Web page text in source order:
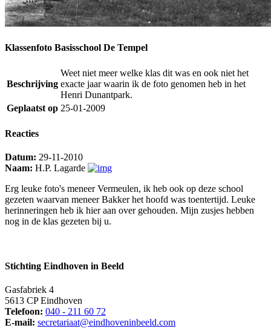
Klassenfoto Basisschool De Tempel
Beschrijving
Weet niet meer welke klas dit was en ook niet het
exacte jaar waarin ik de foto genomen heb in het
Henri Dunantpark.
Geplaatst op 25-01-2009
Reacties
Datum: 29-11-2010
Naam: H.P. Lagarde
Erg leuke foto's meneer Vermeulen, ik heb ook op deze school
gezeten waarvan meneer Bakker het hoofd was toentertijd. Leuke
herinneringen heb ik hier aan over gehouden. Mijn zusjes hebben
nog in de klas gezeten bij u.
Stichting Eindhoven in Beeld
Gasfabriek 4
5613 CP Eindhoven
Telefoon: 040 - 211 60 72
E-mail: secretariaat@eindhoveninbeeld.com